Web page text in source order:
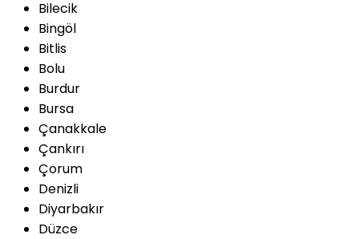
Bilecik
Bingöl
Bitlis
Bolu
Burdur
Bursa
Çanakkale
Çankırı
Çorum
Denizli
Diyarbakır
Düzce